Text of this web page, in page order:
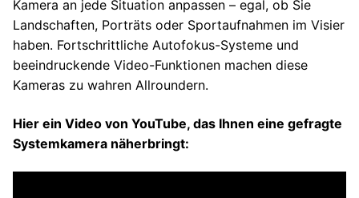
Kamera an jede Situation anpassen – egal, ob Sie
Landschaften, Porträts oder Sportaufnahmen im Visier
haben. Fortschrittliche Autofokus-Systeme und
beeindruckende Video-Funktionen machen diese
Kameras zu wahren Allroundern.
Hier ein Video von YouTube, das Ihnen eine gefragte
Systemkamera näherbringt: